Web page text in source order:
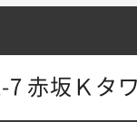
赤坂Ｋタ